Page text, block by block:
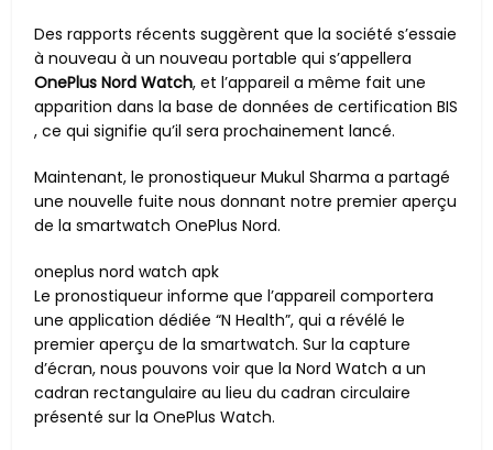
Des rapports récents suggèrent que la société s’essaie
à nouveau à un nouveau portable qui s’appellera
OnePlus Nord Watch, et l’appareil a même fait une
apparition dans la base de données de certification BIS
, ce qui signifie qu’il sera prochainement lancé.
Maintenant, le pronostiqueur Mukul Sharma a partagé
une nouvelle fuite nous donnant notre premier aperçu
de la smartwatch OnePlus Nord.
oneplus nord watch apk
Le pronostiqueur informe que l’appareil comportera
une application dédiée “N Health”, qui a révélé le
premier aperçu de la smartwatch. Sur la capture
d’écran, nous pouvons voir que la Nord Watch a un
cadran rectangulaire au lieu du cadran circulaire
présenté sur la OnePlus Watch.